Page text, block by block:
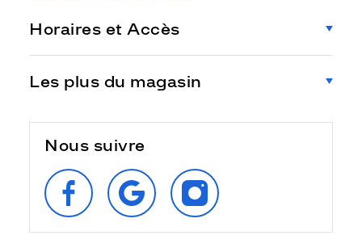
Horaires et Accès
Les plus du magasin
Nous suivre
SUIVEZ‑NOUS
SUR
FACEBOOK
RETROUVEZ‑NOUS
SUR
GOOGLE
SUIVEZ‑NOUS
SUR
INSTAGRAM